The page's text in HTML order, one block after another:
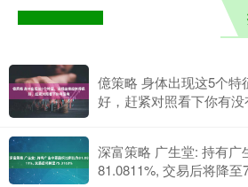
億策略 身体出现这5个特
好，赶紧对照看下你有没
深富策略 广生堂: 持有广
81.0811%, 交易后将降至